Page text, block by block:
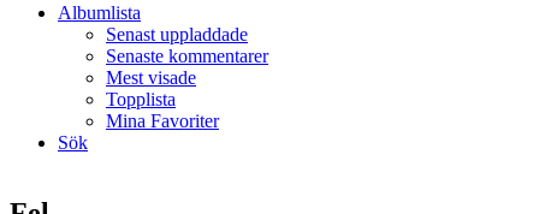
Albumlista
Senast uppladdade
Senaste kommentarer
Mest visade
Topplista
Mina Favoriter
Sök